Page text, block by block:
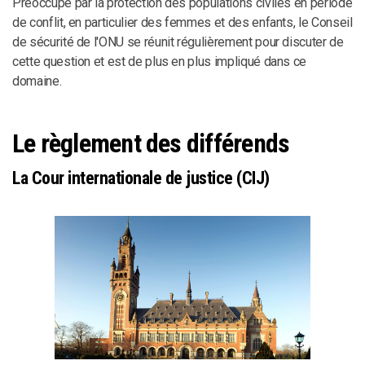
de conflit, en particulier des femmes et des enfants, le Conseil
de sécurité de l'ONU se réunit régulièrement pour discuter de
cette question et est de plus en plus impliqué dans ce
domaine.
Le règlement des différends
La Cour internationale de justice (CIJ)